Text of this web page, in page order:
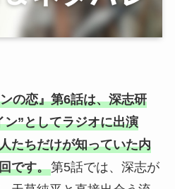
の恋』第6話は、深志研
”としてラジオに出演
たちだけが知っていた内
です。第5話では、深志が